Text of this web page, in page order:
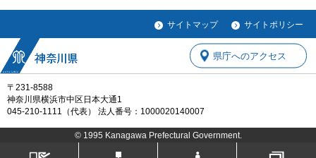
サイトマップ サイトポリシー
〒231-8588
神奈川県横浜市中区日本大通1
045-210-1111（代表） 法人番号：1000020140007
県庁へのアクセス
© 1995 Kanagawa Prefectural Government.